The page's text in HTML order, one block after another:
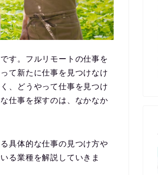
です。フルリモートの仕事を
て新たに仕事を見つけなけ
、どうやって仕事を見つけ
仕事を探すのは、なかなか
具体的な仕事の見つけ方や
る業種を解説していきま